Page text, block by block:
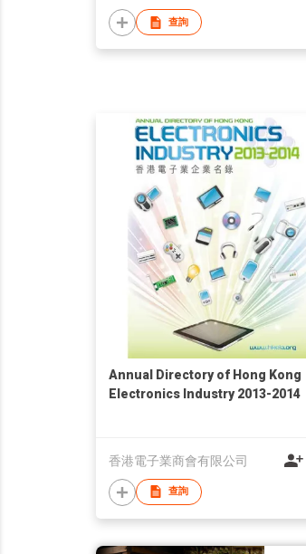
查詢
Annual Directory of Hong Kong
Electronics Industry 2013-2014
香港電子業商會有限公司
查詢